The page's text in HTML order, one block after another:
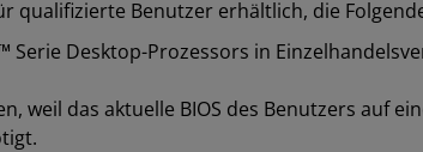
Benutzer erhältlich, die
Serie Desktop-Prozessors in
weil das aktuelle BIOS des Benutzers auf